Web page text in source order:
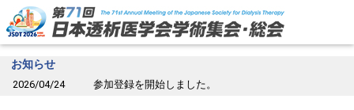
お知らせ
2026/04/24 参加登録を開始しました。